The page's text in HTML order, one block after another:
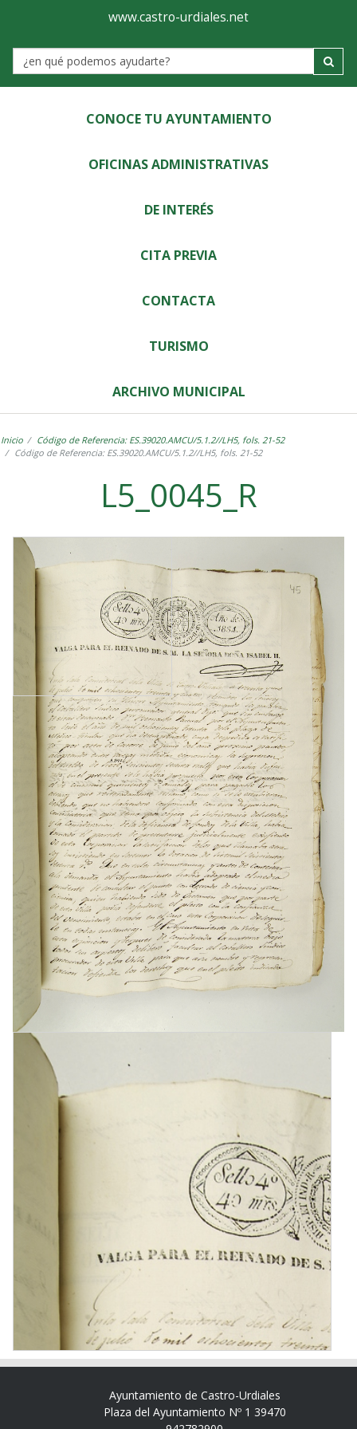
Ayuntamiento
de
Castro-
Urdiales
www.castro-urdiales.net
Label
CONOCE TU AYUNTAMIENTO
OFICINAS ADMINISTRATIVAS
DE INTERÉS
CITA PREVIA
CONTACTA
TURISMO
ARCHIVO MUNICIPAL
Inicio
Código de Referencia: ES.39020.AMCU/5.1.2//LH5, fols. 21-52
Código de Referencia: ES.39020.AMCU/5.1.2//LH5, fols. 21-52
L5_0045_R
Ayuntamiento de Castro-Urdiales
Plaza del Ayuntamiento Nº 1 39470